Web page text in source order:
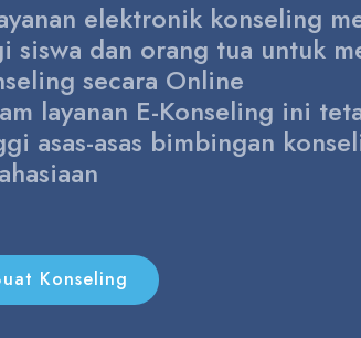
elektronik konseling
siswa dan orang tua untuk
secara Online
layanan E-Konseling ini
asas-asas bimbingan
Konseling